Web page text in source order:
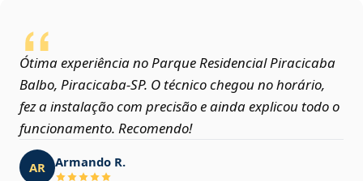
Ótima experiência no Parque Residencial Piracicaba
Balbo, Piracicaba‑SP. O técnico chegou no horário,
fez a instalação com precisão e ainda explicou todo o
funcionamento. Recomendo!
AR Armando R.